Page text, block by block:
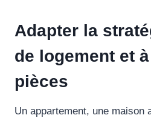
Adapter la
de logement et
pièces
Un appartement, une maison